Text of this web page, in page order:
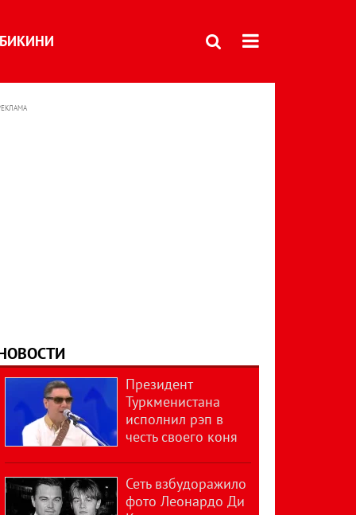
БИКИНИ
Президент
Туркменистана
исполнил рэп в
честь своего коня
Сеть взбудоражило
фото Леонардо Ди